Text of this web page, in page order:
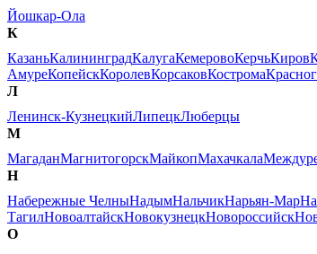
Йошкар-Ола
К
КазаньКалининградКалугаКемеровоКерчьКиров
АмуреКопейскКоролевКорсаковКострома
Л
Ленинск-КузнецкийЛипецкЛюберцы
М
МагаданМагнитогорскМайкопМахачкала
Н
Набережные ЧелныНадымНальчикНарьян-Мар
ТагилНовоалтайскНовокузнецкНовороссийск
О